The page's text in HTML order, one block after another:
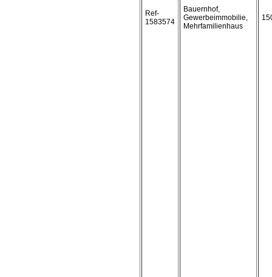
Ref-
1583574
Bauernhof,
Gewerbeimmobilie,
Mehrfamilienhaus